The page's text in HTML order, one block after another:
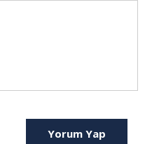
Yorum Yap